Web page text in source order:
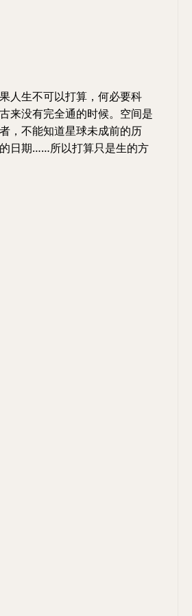
人生不可以打算，何必要科
来没有完全通的时候。空间是
，不能知道星球未成前的历
日期……所以打算只是生的方